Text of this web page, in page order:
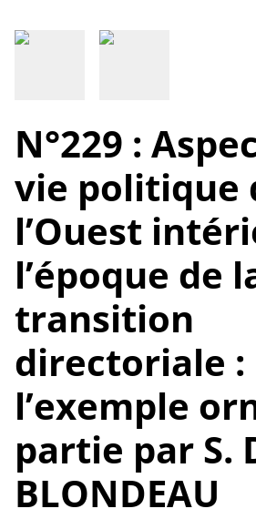
N°229 :
vie politique
l’Ouest
l’époque de
transition
directoriale :
l’exemple
partie par S.
BLONDEAU